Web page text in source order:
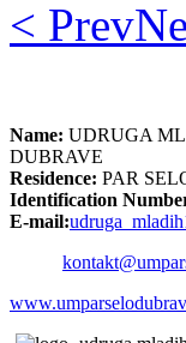
< Prev
Name: UDRUGA
DUBRAVE
Residence: PAR
Identification
E-mail: